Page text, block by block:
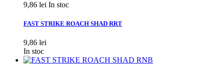
9,86 lei In stoc
FAST STRIKE ROACH SHAD RRT
9,86 lei
In stoc